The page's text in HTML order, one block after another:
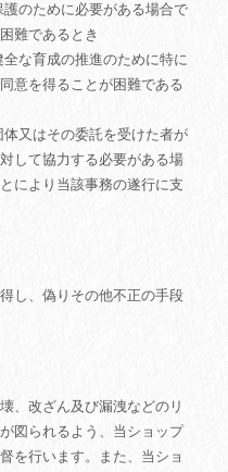
護のために必要がある場合で
難であるとき
全な育成の推進のために特に
意を得ることが困難である
体又はその委託を受けた者が
して協力する必要がある場
により当該事務の遂行に支
し、偽りその他不正の手段
、改ざん及び漏洩などのリ
図られるよう、当ショップ
を行います。また、当ショ